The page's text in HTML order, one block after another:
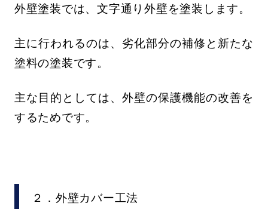
外壁塗装では、文字通り外壁を塗装します。
主に行われるのは、劣化部分の補修と新たな
塗料の塗装です。
主な目的としては、外壁の保護機能の改善を
するためです。
２．外壁カバー工法